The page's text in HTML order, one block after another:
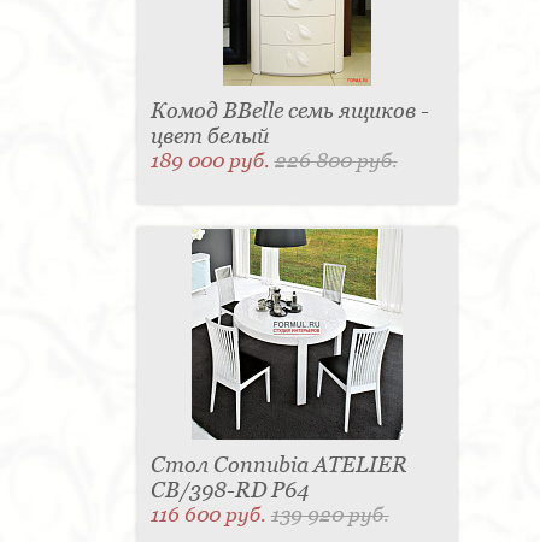
Комод BBelle семь ящиков -
цвет белый
189 000 руб.226 800 руб.
Стол Connubia ATELIER
CB/398-RD P64
116 600 руб.139 920 руб.